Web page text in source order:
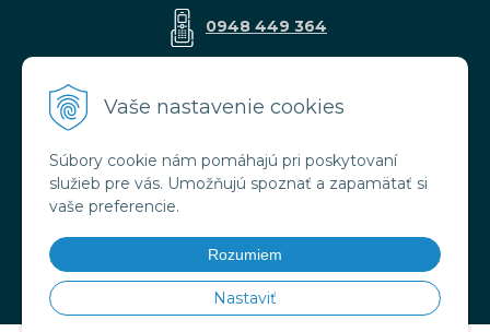
Vaše nastavenie cookies
Súbory cookie nám pomáhajú pri poskytovaní
služieb pre vás. Umožňujú spoznať a zapamätať si
vaše preferencie.
Rozumiem
Nastaviť
0948 449 364
VŠETKO O NÁKUPE
Obchodné podmienky
Doprava a platba
Ochrana osobných údajov